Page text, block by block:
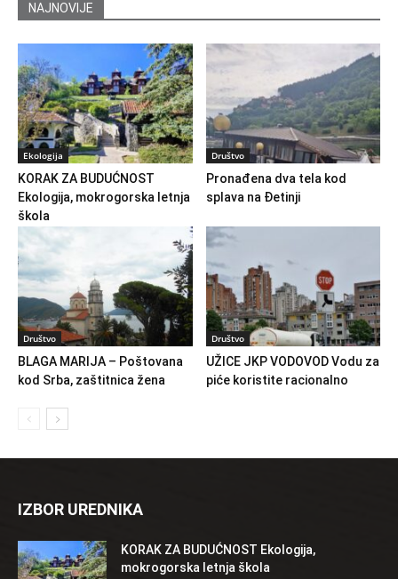
NAJNOVIJE
Ekologija
KORAK ZA BUDUĆNOST
Ekologija, mokrogorska letnja
škola
Društvo
Pronađena dva tela kod
splava na Đetinji
Društvo
BLAGA MARIJA – Poštovana
kod Srba, zaštitnica žena
Društvo
UŽICE JKP VODOVOD Vodu za
piće koristite racionalno
IZBOR UREDNIKA
KORAK ZA BUDUĆNOST Ekologija,
mokrogorska letnja škola